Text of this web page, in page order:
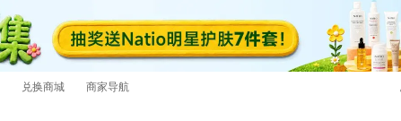
兑换商城 商家导航